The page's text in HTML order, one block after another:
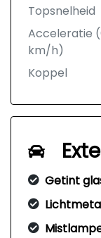
Topsnelheid
Acceleratie
km/h)
Koppel
Getint